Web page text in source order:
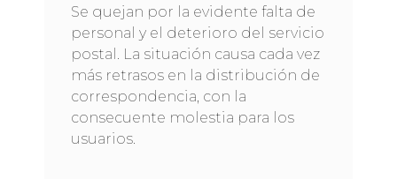
Se quejan por la evidente falta de
personal y el deterioro del servicio
postal. La situación causa cada vez
más retrasos en la distribución de
correspondencia, con la
consecuente molestia para los
usuarios.